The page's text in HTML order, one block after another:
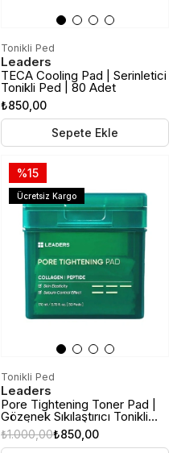
Tonikli Ped
Leaders
TECA Cooling Pad | Serinletici
Tonikli Ped | 80 Adet
₺850,00
Sepete Ekle
Tonikli Ped
Leaders
Pore Tightening Toner Pad |
Gözenek Sıkılaştırıcı Tonikli
Ped | 50 Adet
₺850,00
₺1.000,00
%15
Ücretsiz Kargo